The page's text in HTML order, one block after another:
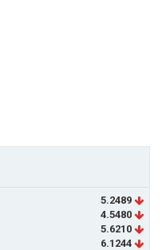
5.2489
4.5480
5.6210
6.1244